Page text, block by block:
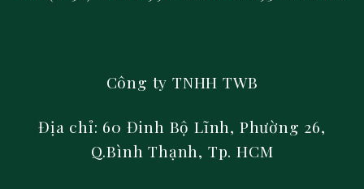
Công ty TNHH TWB
Địa chỉ: 60 Đinh Bộ Lĩnh, Phường 26,
Q.Bình Thạnh, Tp. HCM